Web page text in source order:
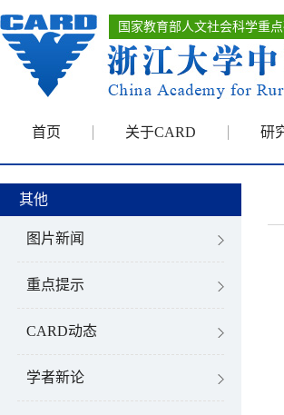
国家教育部人文社会科学重
首页 关于CARD 研
其他
图片新闻
重点提示
CARD动态
学者新论